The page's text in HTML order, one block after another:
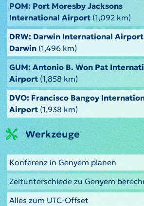
POM: Port Moresby Jacksons
International Airport(1,092 km)
DRW: Darwin International Airport
Darwin (1,496 km)
GUM: Antonio B. Won Pat
Airport(1,858 km)
DVO: Francisco Bangoy
Airport (1,938 km)
Werkzeuge
Konferenz in Genyem planen
Zeitunterschiede zu Genyem
Alles zum UTC-Offset